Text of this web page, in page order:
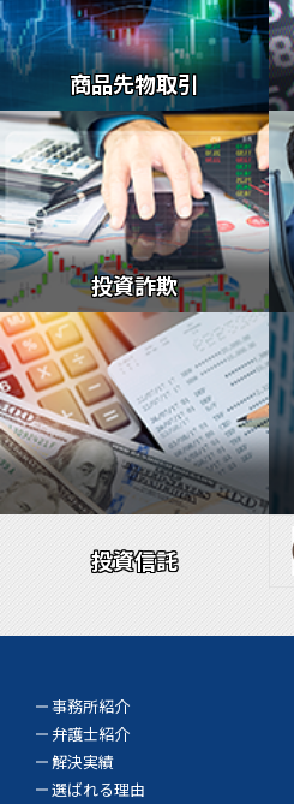
商品先物取引
投資詐欺
投資信託
事務所紹介
弁護士紹介
解決実績
選ばれる理由